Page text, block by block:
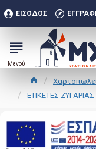
ΕΊΣΟΔΟΣ
ΕΤΙΚΕΤΕΣ ΖΥΓΑΡΙΑΣ
ΕΤΙΚΕΤΕΣ
.